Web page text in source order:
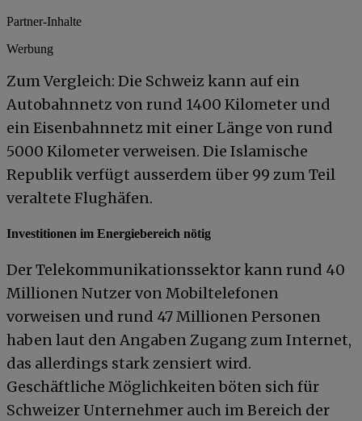
Partner-Inhalte
Werbung
Zum Vergleich: Die Schweiz kann auf ein
Autobahnnetz von rund 1400 Kilometer und
ein Eisenbahnnetz mit einer Länge von rund
5000 Kilometer verweisen. Die Islamische
Republik verfügt ausserdem über 99 zum Teil
veraltete Flughäfen.
Investitionen im Energiebereich nötig
Der Telekommunikationssektor kann rund 40
Millionen Nutzer von Mobiltelefonen
vorweisen und rund 47 Millionen Personen
haben laut den Angaben Zugang zum Internet,
das allerdings stark zensiert wird.
Geschäftliche Möglichkeiten böten sich für
Schweizer Unternehmer auch im Bereich der